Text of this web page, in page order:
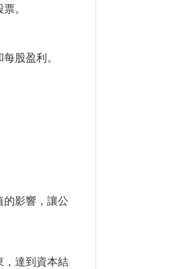
。
股盈利。
的影響，讓公
，達到資本結